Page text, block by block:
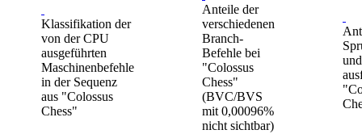
Klassifikation der
von der CPU
ausgeführten
Maschinenbefehle
in der Sequenz
aus "Colossus
Chess"
Anteile der
verschiedenen
Branch-
Befehle bei
"Colossus
Chess"
(BVC/BVS
mit 0,00096%
nicht sichtbar)